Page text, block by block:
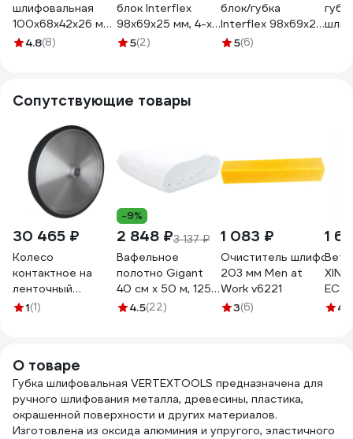
шлифовальная
100x68x42x26 мм,
P240 vertextools
4.8(8)
блок Interflex
98х69х25 мм, 4-х
сторонний, Р320
5(2)
блок/губка
Interflex 98х69х25
мм, 4-х сторонний
5(6)
Сопутствующие товары
30 465 ₽
Колесо
контактное на
ленточный
шлифовальный
ВладТехРол
27010
1(1)
-9%
2 848 ₽3 137 ₽
Вафельное
полотно Gigant
40 см х 50 м, 125
г/м2 GVL-200
4.5(22)
1 083 ₽
Очиститель
203 мм Men at
Work v6221
3(6)
1
4.3
О товаре
Губка шлифовальная VERTEXTOOLS предназначена для
ручного шлифования металла, древесины, пластика,
окрашенной поверхности и других материалов.
Изготовлена из оксида алюминия и упругого, эластичного